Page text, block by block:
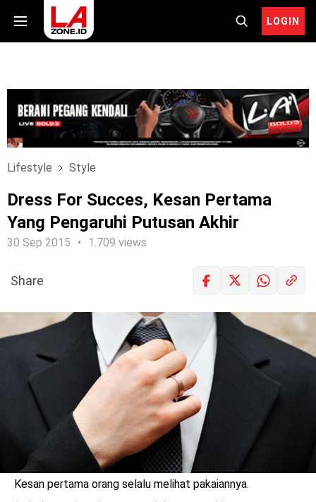
LOGIN
Lifestyle Style
Dress For Succes, Kesan Pertama
Yang Pengaruhi Putusan Akhir
30 Sep 2015 1.709 views
LOGIN
Share
Kesan pertama orang selalu melihat pakaiannya.